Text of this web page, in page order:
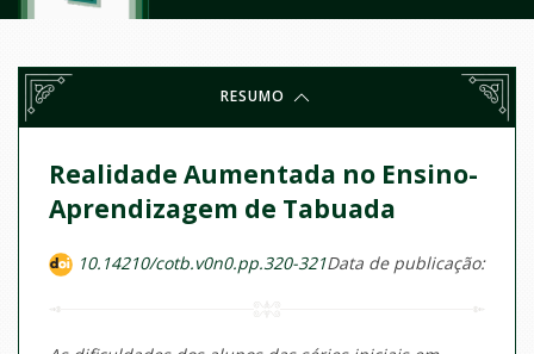
RESUMO
Realidade Aumentada no Ensino-
Aprendizagem de Tabuada
10.14210/cotb.v0n0.pp.320-321Data de publicação: